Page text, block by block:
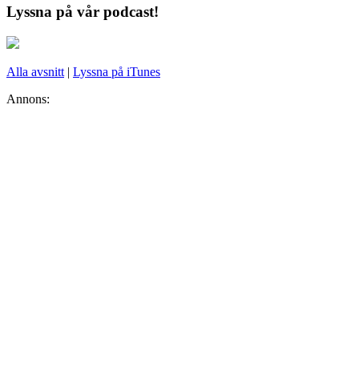
Lyssna på vår podcast!
Alla avsnitt | Lyssna på iTunes
Annons: